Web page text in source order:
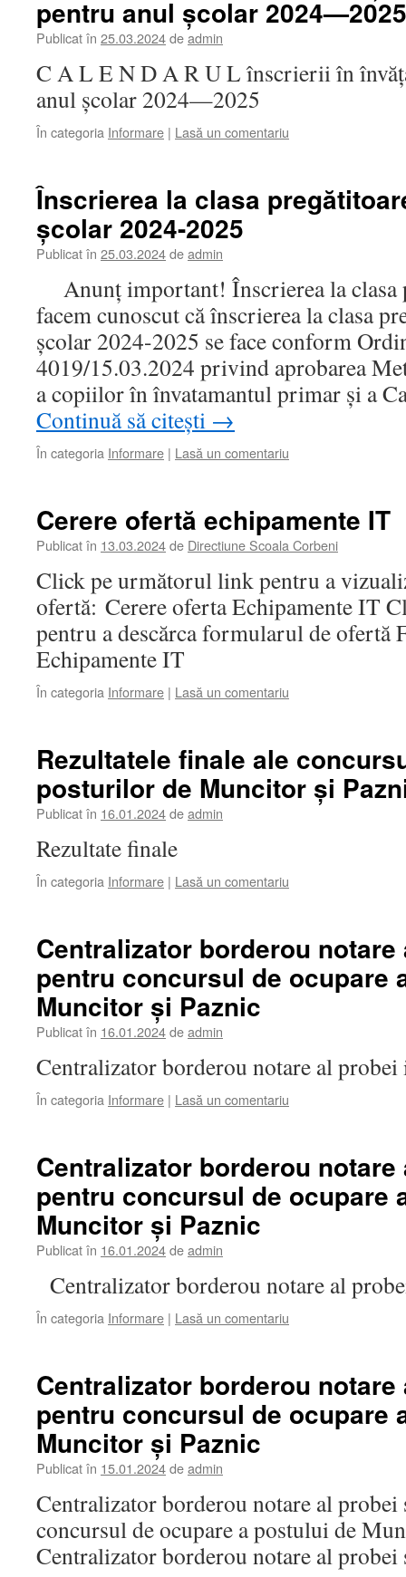
pentru anul școlar 2024—2025
Publicat în 25.03.2024deadmin
C A L E N D A R U L înscrierii în
anul școlar 2024—2025
În categoria Informare | Lasă un comentariu
Înscrierea la clasa
școlar 2024-2025
Publicat în 25.03.2024deadmin
Anunț important! Înscrierea la
facem cunoscut că înscrierea la clasa
școlar 2024-2025 se face conform
4019/15.03.2024 privind aprobarea
a copiilor în învatamantul primar și a
Continuă să citești →
În categoria Informare | Lasă un comentariu
Cerere ofertă echipamente IT
Publicat în 13.03.2024de Directiune Scoala Corbeni
Click pe următorul link pentru a
ofertă: Cerere oferta Echipamente IT
pentru a descărca formularul de ofertă
Echipamente IT
În categoria Informare | Lasă un comentariu
Rezultatele finale ale
posturilor de Muncitor și
Publicat în 16.01.2024deadmin
Rezultate finale
În categoria Informare | Lasă un comentariu
Centralizator borderou
pentru concursul de ocupare
Muncitor și Paznic
Publicat în 16.01.2024deadmin
Centralizator borderou notare al
În categoria Informare | Lasă un comentariu
Centralizator borderou
pentru concursul de ocupare
Muncitor și Paznic
Publicat în 16.01.2024deadmin
Centralizator borderou notare al
În categoria Informare | Lasă un comentariu
Centralizator borderou
pentru concursul de ocupare
Muncitor și Paznic
Publicat în 15.01.2024deadmin
Centralizator borderou notare al probei
concursul de ocupare a postului de
Centralizator borderou notare al probei